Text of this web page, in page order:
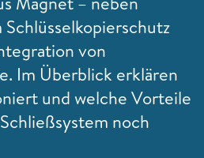
von
Im Überblick erklären
und welche Vorteile
noch